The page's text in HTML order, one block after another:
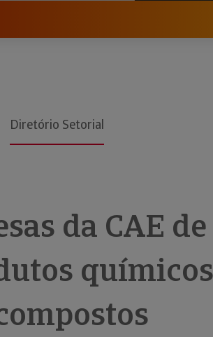
Diretório Setorial
da CAE de
químicos